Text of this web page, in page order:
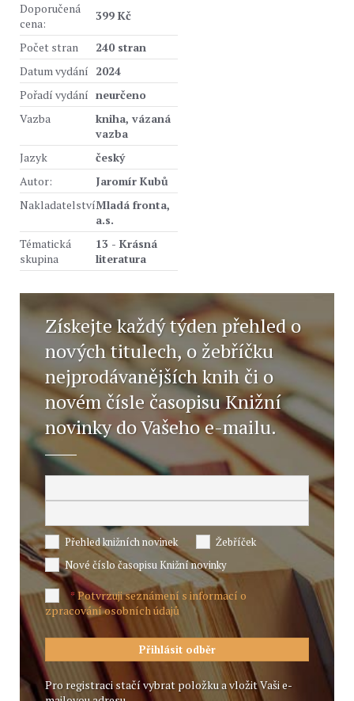
Doporučená
cena:
399 Kč
Počet stran
240 stran
Datum vydání 2024
Pořadí vydání neurčeno
Vazba
kniha, vázaná
vazba
Jazyk
český
Autor:
Jaromír Kubů
NakladatelstvíMladá fronta,
a.s.
Tématická
skupina
13 - Krásná
literatura
Získejte každý týden přehled o
nových titulech, o žebříčku
nejprodávanějších knih či o
novém čísle časopisu Knižní
novinky do Vašeho e-mailu.
Přehled knižních novinek
Žebříček
Nové číslo časopisu Knižní novinky
*Potvrzuji seznámení s informací o
zpracování osobních údajů
Pro registraci stačí vybrat položku a vložit Vaši e-